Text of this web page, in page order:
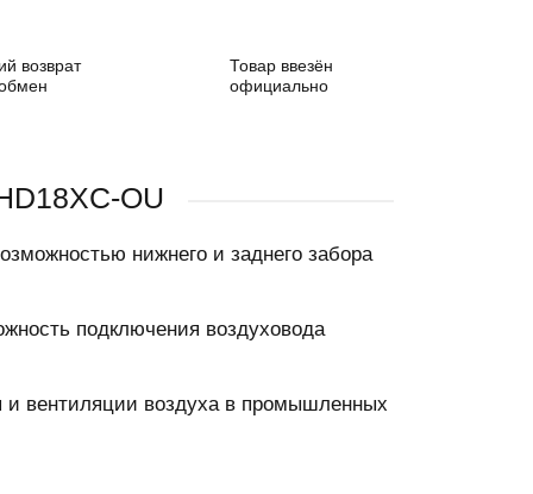
возврат
Товар ввезён
официально
OU
нижнего и заднего забора
подключения воздуховода
и вентиляции воздуха в промышленных